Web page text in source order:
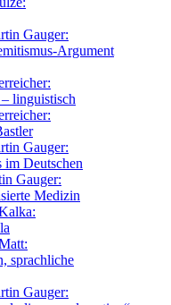
Gauger:
Argument
linguistisch
Gauger:
im Deutschen
Gauger:
Medizin
sprachliche
Gauger: